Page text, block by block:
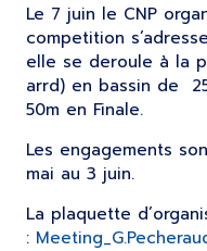
Le 7 juin le CNP
competition
elle se deroule à la
arrd) en bassin de
50m en Finale.
Les engagements
mai au 3 juin.
La plaquette
: